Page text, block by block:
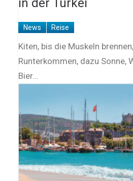
in der Türkei
News Reise
Kiten, bis die Muskeln
Runterkommen, dazu Sonne,
Bier…